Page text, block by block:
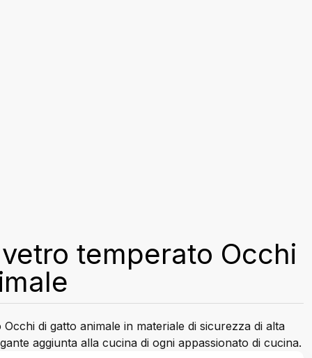
temperato Occhi
di gatto animale in materiale di sicurezza di alta
aggiunta alla cucina di ogni appassionato di cucina.